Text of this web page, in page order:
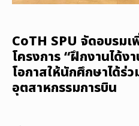
CoTH SPU จัดอบรม
โครงการ “ฝึกงานได้ง
โอกาสให้นักศึกษาได้ร่
อุตสาหกรรมการบิน